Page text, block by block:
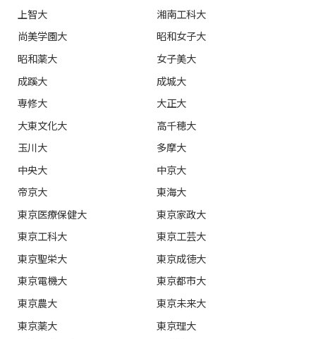
上智大
湘南工科大
尚美学園大
昭和女子大
昭和薬大
女子美大
成蹊大
成城大
専修大
大正大
大東文化大
高千穂大
玉川大
多摩大
中央大
中京大
帝京大
東海大
東京医療保健大
東京家政大
東京工科大
東京工芸大
東京聖栄大
東京成徳大
東京電機大
東京都市大
東京農大
東京未来大
東京薬大
東京理大